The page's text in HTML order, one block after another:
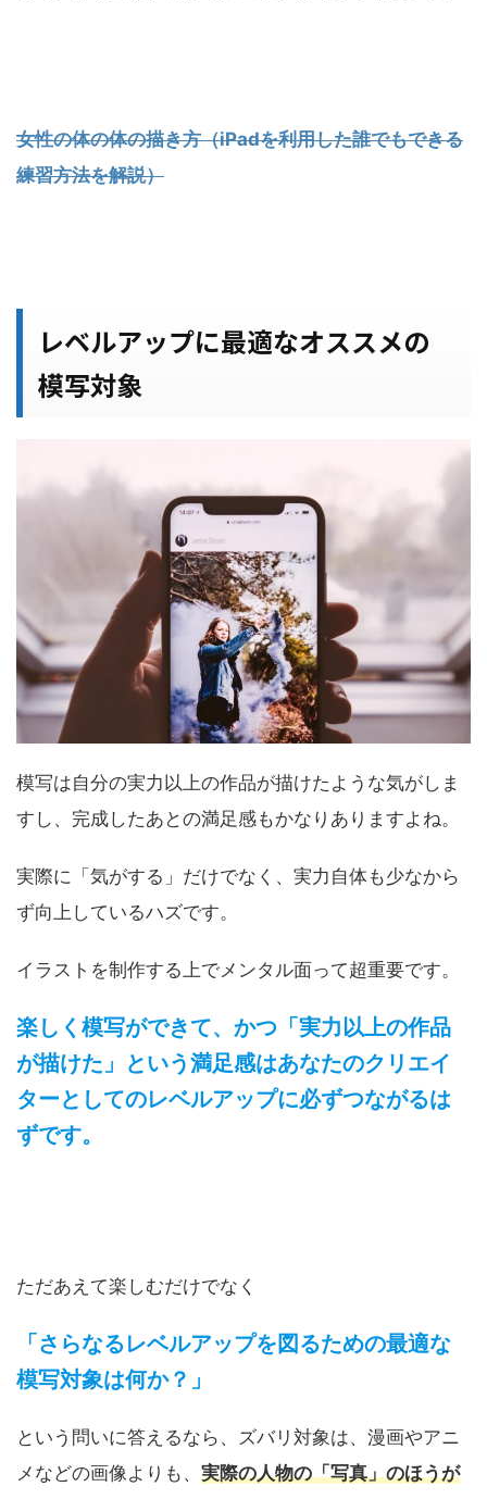
女性の体の体の描き方（iPadを利用した誰でもできる
練習方法を解説）
レベルアップに最適なオススメの
模写対象
模写は自分の実力以上の作品が描けたような気がしま
すし、完成したあとの満足感もかなりありますよね。
実際に「気がする」だけでなく、実力自体も少なから
ず向上しているハズです。
イラストを制作する上でメンタル面って超重要です。
楽しく模写ができて、かつ「実力以上の作品
が描けた」という満足感はあなたのクリエイ
ターとしてのレベルアップに必ずつながるは
ずです。
ただあえて楽しむだけでなく
「さらなるレベルアップを図るための最適な
模写対象は何か？」
という問いに答えるなら、ズバリ対象は、漫画やアニ
メなどの画像よりも、 実際の人物の「写真」のほうが